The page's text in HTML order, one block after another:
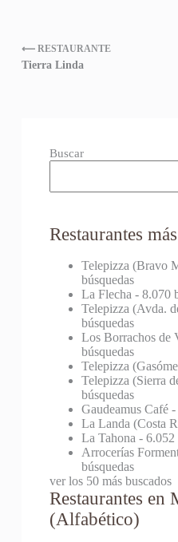
⟵ RESTAURANTE
Tierra Linda
Buscar
Restaurantes
Telepizza (Bravo
búsquedas
La Flecha - 8.070
Telepizza (Avda.
búsquedas
Los Borrachos de
búsquedas
Telepizza
Telepizza (Sierra
búsquedas
Gaudeamus Café-
La Landa (Costa
La Tahona - 6.052
Arrocerías
búsquedas
ver los 50 más buscados
Restaurantes en
(Alfabético)